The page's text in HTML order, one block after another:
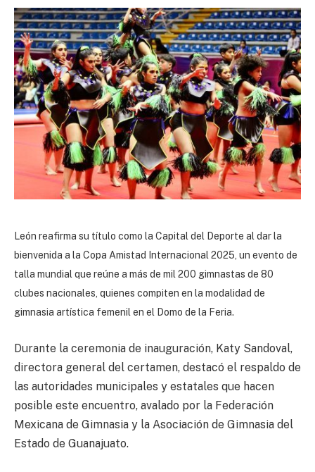
León reafirma su título como la Capital del Deporte al dar la
bienvenida a la Copa Amistad Internacional 2025, un evento de
talla mundial que reúne a más de mil 200 gimnastas de 80
clubes nacionales, quienes compiten en la modalidad de
gimnasia artística femenil en el Domo de la Feria.
Durante la ceremonia de inauguración, Katy Sandoval,
directora general del certamen, destacó el respaldo de
las autoridades municipales y estatales que hacen
posible este encuentro, avalado por la Federación
Mexicana de Gimnasia y la Asociación de Gimnasia del
Estado de Guanajuato.